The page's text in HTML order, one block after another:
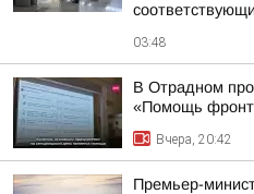
03:48
В Отрадном
«Помощь
Вчера, 20:42
Премьер-